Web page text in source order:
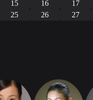
15 16
17
25 26
27